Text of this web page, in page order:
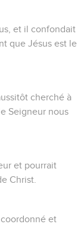
et il confondait
que Jésus est le
cherché à
Seigneur nous
et pourrait
Christ.
et